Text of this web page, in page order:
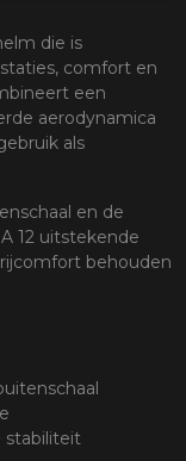
die is
comfort en
een
aerodynamica
als
en de
12 uitstekende
behouden
stabiliteit